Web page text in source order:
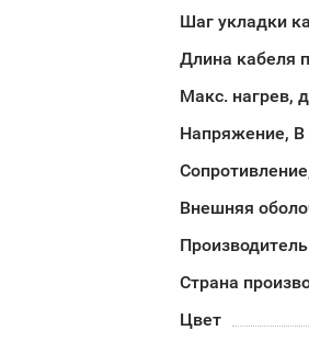
Шаг укладки
Длина кабеля
Макс. нагрев,
Напряжение, В
Внешняя
Производитель
Страна
Цвет